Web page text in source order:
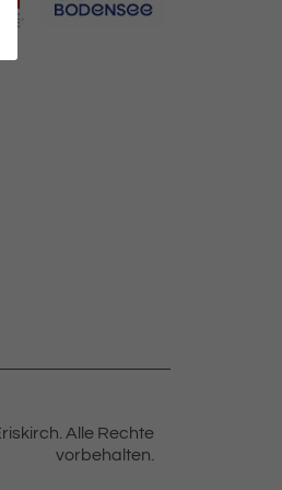
Alle Rechte
vorbehalten.